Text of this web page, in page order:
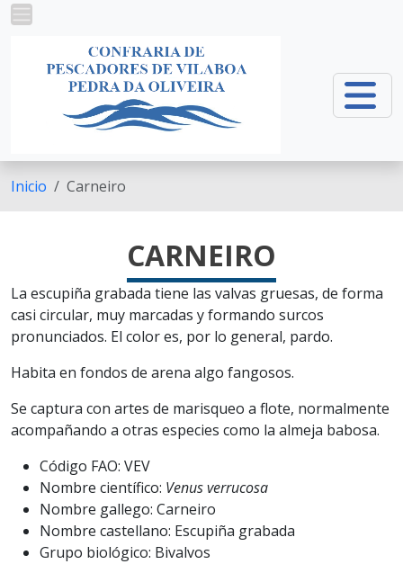
Ir o contido principal
Inicio Carneiro
CARNEIRO
La escupiña grabada tiene las valvas gruesas, de forma
casi circular, muy marcadas y formando surcos
pronunciados. El color es, por lo general, pardo.
Habita en fondos de arena algo fangosos.
Se captura con artes de marisqueo a flote, normalmente
acompañando a otras especies como la almeja babosa.
Código FAO: VEV
Nombre científico: Venus verrucosa
Nombre gallego: Carneiro
Nombre castellano: Escupiña grabada
Grupo biológico: Bivalvos